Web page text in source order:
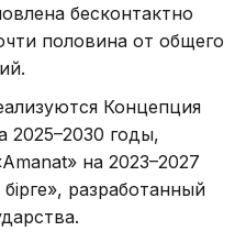
бесконтактно
половина от общего
Концепция
2025–2030 годы,
на 2023–2027
разработанный